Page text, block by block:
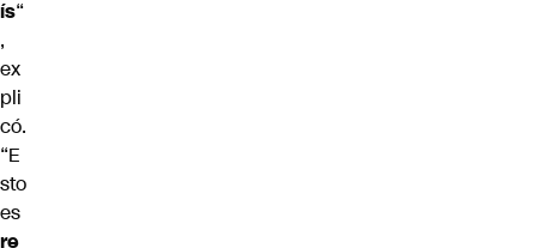
ís“
,
ex
pli
có.
“E
sto
es
re